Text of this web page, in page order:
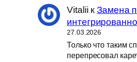
Vitalii кЗамена
27.03.2026
Только что таким
перепресовал